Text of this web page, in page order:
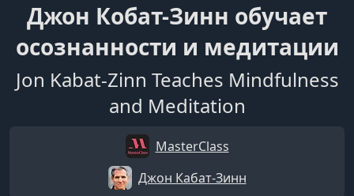
Джон Кобат-Зинн обучает
осознанности и медитации
Jon Kabat-Zinn Teaches Mindfulness
and Meditation
MasterClass
Джон Кабат-Зинн